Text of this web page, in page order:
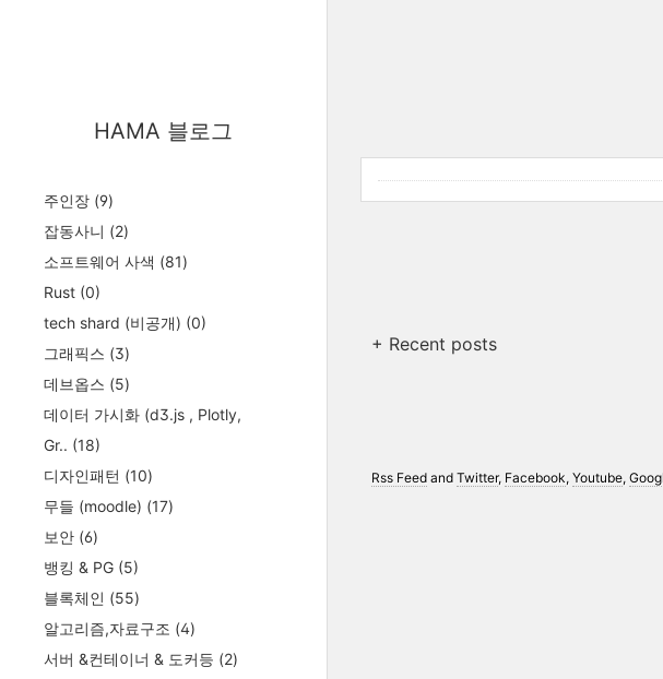
HAMA 블로그
주인장 (9)
잡동사니 (2)
소프트웨어 사색 (81)
Rust (0)
tech shard (비공개) (0)
그래픽스 (3)
데브옵스 (5)
데이터 가시화 (d3.js , Plotly,
Gr.. (18)
디자인패턴 (10)
무들 (moodle) (17)
보안 (6)
뱅킹 & PG (5)
블록체인 (55)
알고리즘,자료구조 (4)
서버 &컨테이너 & 도커등 (2)
+ Recent posts
Rss Feedand Twitter, Facebook, Youtube,